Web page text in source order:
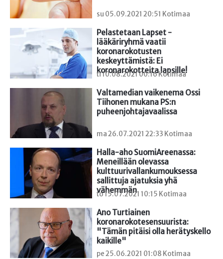
su 05.09.2021 20:51 Kotimaa
Pelastetaan Lapset -
lääkäriryhmä vaatii
koronarokotusten
keskeyttämistä: Ei
koronarokotteita lapsille!
ti 10.08.2021 00:16 Kotimaa
Valtamedian vaikenema Ossi
Tiihonen mukana PS:n
puheenjohtajavaalissa
ma 26.07.2021 22:33 Kotimaa
Halla-aho SuomiAreenassa:
Meneillään olevassa
kulttuurivallankumouksessa
sallittuja ajatuksia yhä
vähemmän
to 15.07.2021 10:15 Kotimaa
Ano Turtiainen
koronarokotesensuurista:
"Tämän pitäisi olla herätyskello
kaikille"
pe 25.06.2021 01:08 Kotimaa